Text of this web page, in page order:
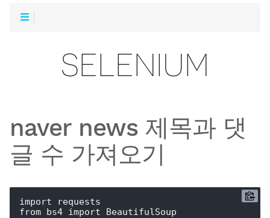
SELENIUM
naver news 제목과 댓
글 수 가져오기
import requests
from bs4 import BeautifulSoup